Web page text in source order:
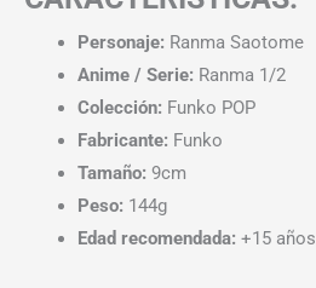
Personaje: Ranma Saotome
Anime / Serie: Ranma 1/2
Colección: Funko POP
Fabricante: Funko
Tamaño: 9cm
Peso: 144g
Edad recomendada: +15 años